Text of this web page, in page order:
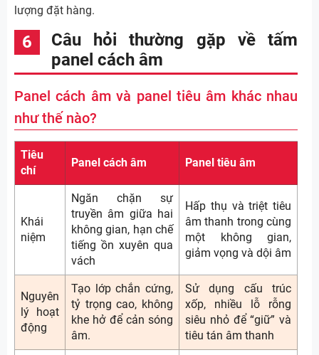
lượng đặt hàng.
Câu hỏi thường gặp về tấm
panel cách âm
Panel cách âm và panel tiêu âm khác nhau
như thế nào?
Tiêu
chí
Panel cách âm Panel tiêu âm
Khái
niệm
Ngăn chặn sự
truyền âm giữa hai
không gian, hạn chế
tiếng ồn xuyên qua
vách
Hấp thụ và triệt tiêu
âm thanh trong cùng
một không gian,
giảm vọng và dội âm
Nguyên
lý hoạt
động
Tạo lớp chắn cứng,
tỷ trọng cao, không
khe hở để cản sóng
âm.
Sử dụng cấu trúc
xốp, nhiều lỗ rỗng
siêu nhỏ để “giữ” và
tiêu tán âm thanh